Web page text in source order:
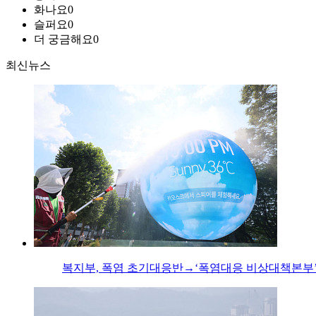
화나요0
슬퍼요0
더 궁금해요0
최신뉴스
복지부, 폭염 초기대응반→‘폭염대응 비상대책본부